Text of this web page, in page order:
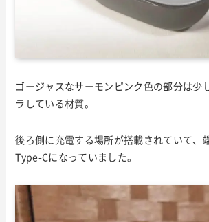
ゴージャスなサーモンピンク色の部分は少
ラしている材質。
後ろ側に充電する場所が搭載されていて、
Type-Cになっていました。